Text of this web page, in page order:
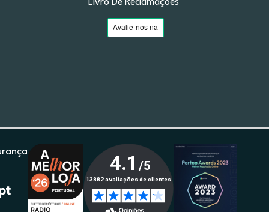
Livro De Reclamações